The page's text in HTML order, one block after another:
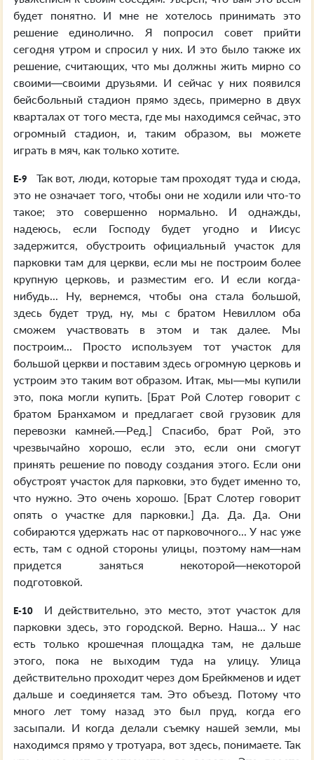
будет понятно. И мне не хотелось принимать это
решение единолично. Я попросил совет прийти
сегодня утром и спросил у них. И это было также их
решение, считающих, что мы должны жить мирно со
своими—своими друзьями. И сейчас у них появился
бейсбольный стадион прямо здесь, примерно в двух
кварталах от того места, где мы находимся сейчас, это
огромный стадион, и, таким образом, вы можете
играть в мяч, как только хотите.
E-9
Так вот, люди, которые там проходят туда и сюда,
это не означает того, чтобы они не ходили или что-то
такое; это совершенно нормально. И однажды,
надеюсь, если Господу будет угодно и Иисус
задержится, обустроить официальный участок для
парковки там для церкви, если мы не построим более
крупную церковь, и разместим его. И если когда-
нибудь... Ну, вернемся, чтобы она стала большой,
здесь будет труд, ну, мы с братом Невиллом оба
сможем участвовать в этом и так далее. Мы
построим... Просто используем тот участок для
большой церкви и поставим здесь огромную церковь и
устроим это таким вот образом. Итак, мы—мы купили
это, пока могли купить. [Брат Рой Слотер говорит с
братом Бранхамом и предлагает свой грузовик для
перевозки камней.—Ред.] Спасибо, брат Рой, это
чрезвычайно хорошо, если это, если они смогут
принять решение по поводу создания этого. Если они
обустроят участок для парковки, это будет именно то,
что нужно. Это очень хорошо. [Брат Слотер говорит
опять о участке для парковки.] Да. Да. Да. Они
собираются удержать нас от парковочного... У нас уже
есть, там с одной стороны улицы, поэтому нам—нам
придется заняться некоторой—некоторой
подготовкой.
E-10
И действительно, это место, этот участок для
парковки здесь, это городской. Верно. Наша... У нас
есть только крошечная площадка там, не дальше
этого, пока не выходим туда на улицу. Улица
действительно проходит через дом Брейкменов и идет
дальше и соединяется там. Это объезд. Потому что
много лет тому назад это был пруд, когда его
засыпали. И когда делали съемку нашей земли, мы
находимся прямо у тротуара, вот здесь, понимаете. Так